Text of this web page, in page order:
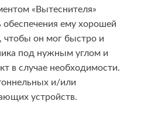
«Вытеснителя»
обеспечения ему хорошей
чтобы он мог быстро и
под нужным углом и
в случае необходимости.
и/или
устройств.